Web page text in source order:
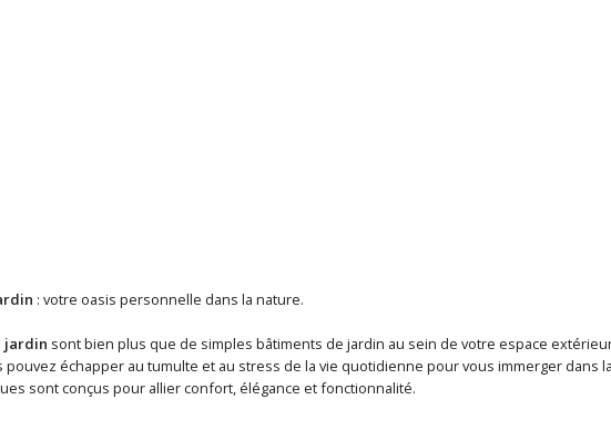
: votre oasis personnelle dans la nature.
jardin sont bien plus que de simples bâtiments de jardin au sein de votre espace
échapper au tumulte et au stress de la vie quotidienne pour vous immerger dans
sont conçus pour allier confort, élégance et fonctionnalité.